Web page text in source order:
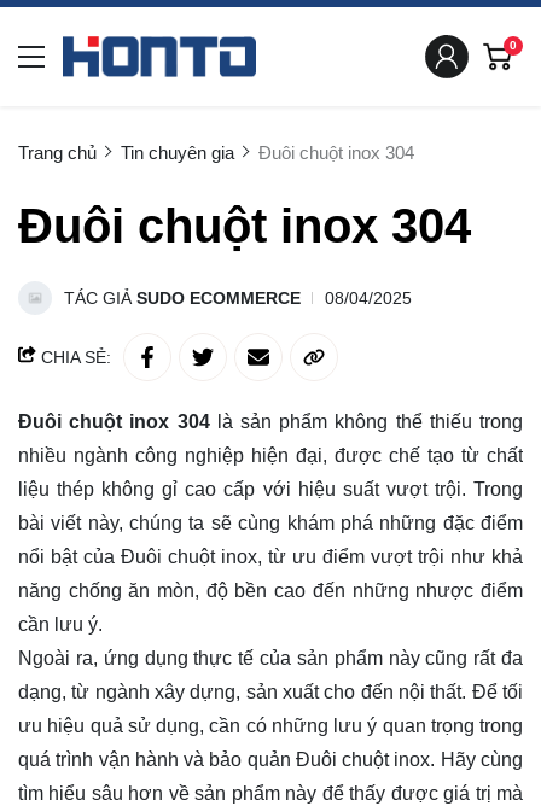
0
Trang chủ Tin chuyên gia Đuôi chuột inox 304
Đuôi chuột inox 304
TÁC GIẢ SUDO ECOMMERCE 08/04/2025
CHIA SẺ:
Đuôi chuột inox 304là sản phẩm không thể thiếu trong
nhiều ngành công nghiệp hiện đại, được chế tạo từ chất
liệu thép không gỉ cao cấp với hiệu suất vượt trội. Trong
bài viết này, chúng ta sẽ cùng khám phá những đặc điểm
nổi bật của Đuôi chuột inox, từ ưu điểm vượt trội như khả
năng chống ăn mòn, độ bền cao đến những nhược điểm
cần lưu ý.
Ngoài ra, ứng dụng thực tế của sản phẩm này cũng rất đa
dạng, từ ngành xây dựng, sản xuất cho đến nội thất. Để tối
ưu hiệu quả sử dụng, cần có những lưu ý quan trọng trong
quá trình vận hành và bảo quản Đuôi chuột inox. Hãy cùng
tìm hiểu sâu hơn về sản phẩm này để thấy được giá trị mà